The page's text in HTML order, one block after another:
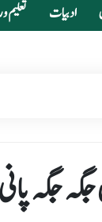
ادبیات تعلیم
جگہ